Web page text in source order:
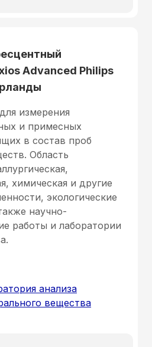
Advanced Philips
измерения
и примесных
в состав проб
Область
химическая и другие
экологические
научно-
работы и лаборатории
анализа
вещества